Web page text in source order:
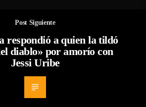
Post Siguiente
respondió a quien la tildó
diablo» por amorío con
Jessi Uribe